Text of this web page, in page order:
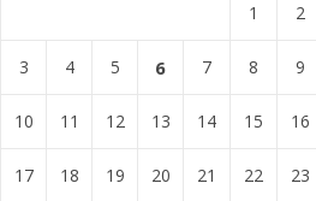
1 2
3 4 5 6 7 8 9
10 11 12 13 14 15 16
17 18 19 20 21 22 23